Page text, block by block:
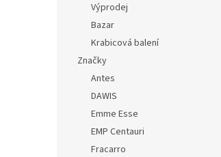
Výprodej
Bazar
Krabicová balení
Značky
Antes
DAWIS
Emme Esse
EMP Centauri
Fracarro